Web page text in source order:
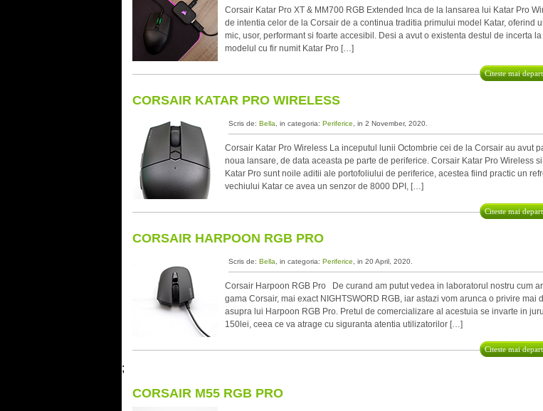
Corsair Katar Pro XT & MM700 RGB Extended Inca de la lansarea lui Katar Pro
de intentia celor de la Corsair de a continua traditia primului model Katar, oferind
mic, usor, performant si foarte accesibil. Desi a avut o existenta destul de incerta
modelul cu fir numit Katar Pro […]
Citeste mai
CORSAIR KATAR PRO WIRELESS
Scris de: Bella , in categoria: Periferice , in 2 November, 2020.
Corsair Katar Pro Wireless La inceputul lunii Octombrie cei de la Corsair au avut
noua lansare, de data aceasta pe parte de periferice. Corsair Katar Pro Wireless
Katar Pro sunt noile aditii ale portofoliului de periferice, acestea fiind practic un
vechiului Katar ce avea un senzor de 8000 DPI, […]
Citeste mai
CORSAIR HARPOON RGB PRO
Scris de: Bella , in categoria: Periferice , in 20 April, 2020.
Corsair Harpoon RGB Pro De curand am putut vedea in laboratorul nostru cum
gama Corsair, mai exact NIGHTSWORD RGB, iar astazi vom arunca o privire mai
asupra lui Harpoon RGB Pro. Pretul de comercializare al acestuia se invarte in
150lei, ceea ce va atrage cu siguranta atentia utilizatorilor […]
Citeste mai
;
CORSAIR M55 RGB PRO